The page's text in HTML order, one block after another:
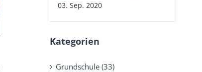
03. Sep. 2020
Kategorien
Grundschule (33)